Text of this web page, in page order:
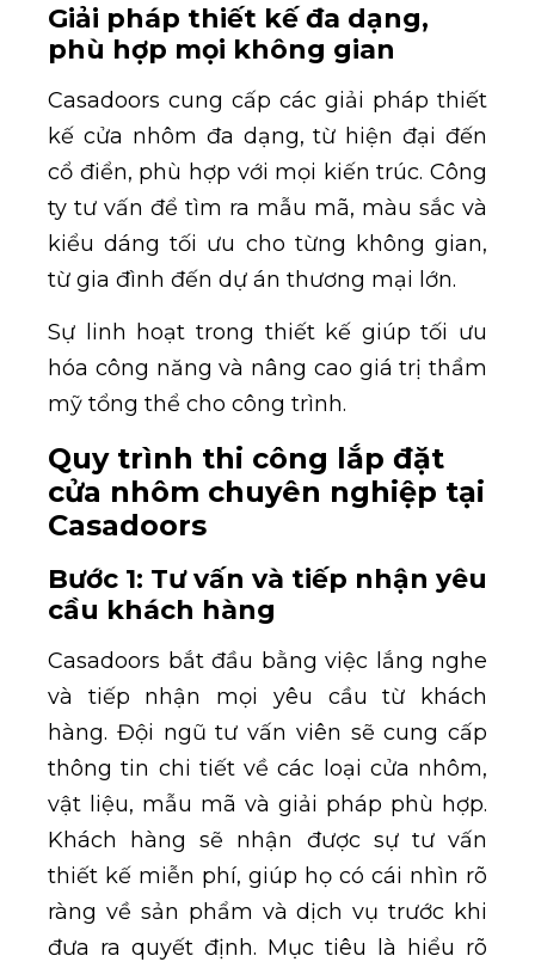
Giải pháp thiết kế đa dạng,
phù hợp mọi không gian
Casadoors cung cấp các giải pháp thiết
kế cửa nhôm đa dạng, từ hiện đại đến
cổ điển, phù hợp với mọi kiến trúc. Công
ty tư vấn để tìm ra mẫu mã, màu sắc và
kiểu dáng tối ưu cho từng không gian,
từ gia đình đến dự án thương mại lớn.
Sự linh hoạt trong thiết kế giúp tối ưu
hóa công năng và nâng cao giá trị thẩm
mỹ tổng thể cho công trình.
Quy trình thi công lắp đặt
cửa nhôm chuyên nghiệp tại
Casadoors
Bước 1: Tư vấn và tiếp nhận yêu
cầu khách hàng
Casadoors bắt đầu bằng việc lắng nghe
và tiếp nhận mọi yêu cầu từ khách
hàng. Đội ngũ tư vấn viên sẽ cung cấp
thông tin chi tiết về các loại cửa nhôm,
vật liệu, mẫu mã và giải pháp phù hợp.
Khách hàng sẽ nhận được sự tư vấn
thiết kế miễn phí, giúp họ có cái nhìn rõ
ràng về sản phẩm và dịch vụ trước khi
đưa ra quyết định. Mục tiêu là hiểu rõ